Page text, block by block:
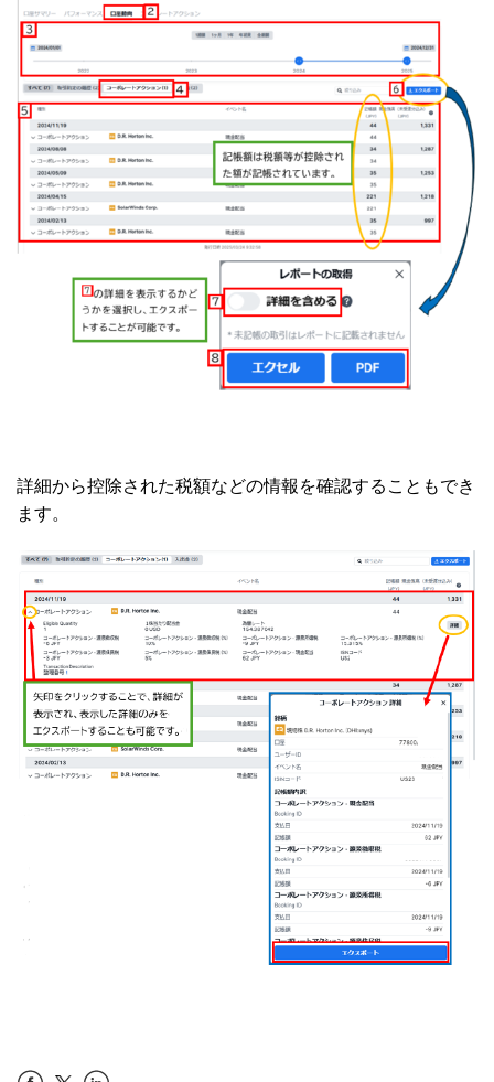
詳細から控除された税額などの情報を確認することもでき
ます。